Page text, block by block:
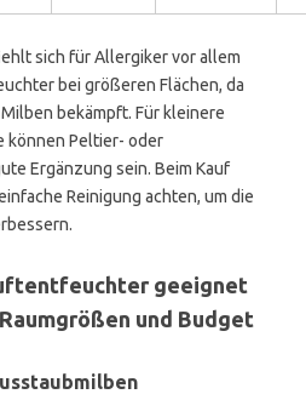
sich für Allergiker vor allem
bei größeren Flächen, da
bekämpft. Für kleinere
können Peltier- oder
Ergänzung sein. Beim Kauf
Reinigung achten, um die
geeignet
und Budget